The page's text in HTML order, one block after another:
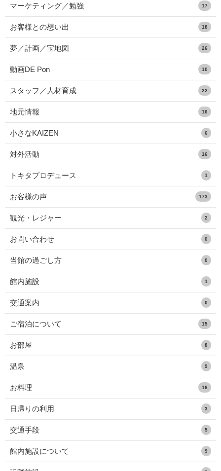
マーケティング／勉強 17
お客様との想い出 18
夢／計画／宝地図 26
動画DE Pon 10
スタッフ／人材育成 22
地元情報 16
小さなKAIZEN 6
対外活動 16
トキタプロデュース 1
お客様の声 173
観光・レジャー 2
お問い合わせ 0
当館の過ごし方 0
館内施設 1
交通案内 0
ご宿泊について 15
お部屋 8
温泉 9
お料理 16
日帰りの利用 3
交通手段 5
館内施設について 9